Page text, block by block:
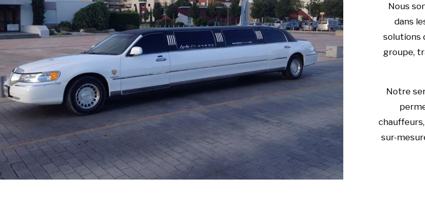
Nous
dans
solutions
groupe,
Notre
sur-